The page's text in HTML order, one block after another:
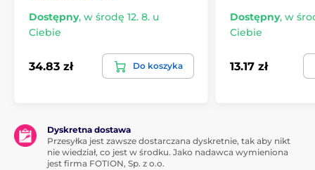
Dostępny, w środę 12. 8. u
Ciebie
34.83 zł Do koszyka
Dostępny, w
Ciebie
13.17 zł
Dyskretna dostawa
Przesyłka jest zawsze dostarczana dyskretnie, tak aby nikt
nie wiedział, co jest w środku. Jako nadawca wymieniona
jest firma FOTION, Sp. z o.o.